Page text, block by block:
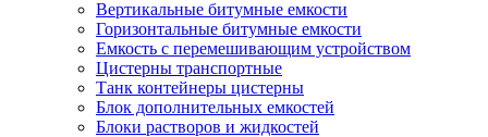
Вертикальные битумные емкости
Горизонтальные битумные емкости
Емкость с перемешивающим устройством
Цистерны транспортные
Танк контейнеры цистерны
Блок дополнительных емкостей
Блоки растворов и жидкостей